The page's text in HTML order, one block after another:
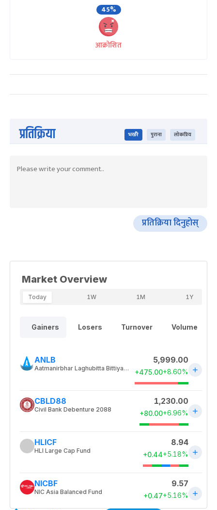
45%
आक्रोशित
प्रतिक्रिया भर्खरै पुराना लोकप्रिय
प्रतिक्रिया दिनुहोस्